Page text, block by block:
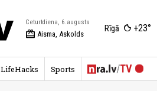
Ceturtdiena, 6.augusts
redeem Aisma, Askolds
Rīgā +23°
LifeHacks Sports